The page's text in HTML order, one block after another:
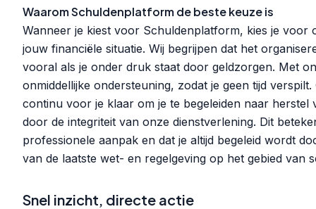
Waarom Schuldenplatform de beste keuze is
Wanneer je kiest voor Schuldenplatform, kies je
jouw financiële situatie. Wij begrijpen dat het
vooral als je onder druk staat door geldzorgen. Met
onmiddellijke ondersteuning, zodat je geen tijd
continu voor je klaar om je te begeleiden naar herstel
door de integriteit van onze dienstverlening. Dit
professionele aanpak en dat je altijd begeleid wordt
van de laatste wet- en regelgeving op het gebied van
Snel inzicht, directe actie